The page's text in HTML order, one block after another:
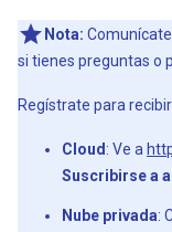
Nota: Comunícate
si tienes preguntas o
Regístrate para
Cloud : Ve a
Suscribirse a
Nube privada: